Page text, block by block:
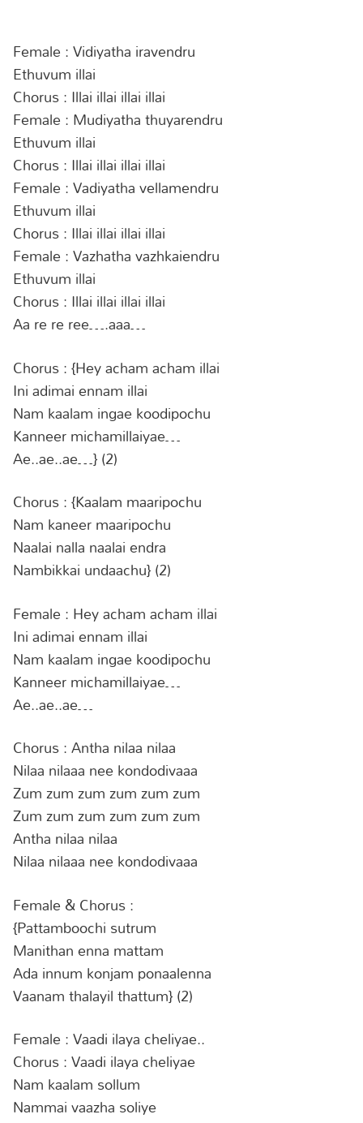
Female : Vidiyatha iravendru
Ethuvum illai
Chorus : Illai illai illai illai
Female : Mudiyatha thuyarendru
Ethuvum illai
Chorus : Illai illai illai illai
Female : Vadiyatha vellamendru
Ethuvum illai
Chorus : Illai illai illai illai
Female : Vazhatha vazhkaiendru
Ethuvum illai
Chorus : Illai illai illai illai
Aa re re ree….aaa…
Chorus : {Hey acham acham illai
Ini adimai ennam illai
Nam kaalam ingae koodipochu
Kanneer michamillaiyae…
Ae..ae..ae…} (2)
Chorus : {Kaalam maaripochu
Nam kaneer maaripochu
Naalai nalla naalai endra
Nambikkai undaachu} (2)
Female : Hey acham acham illai
Ini adimai ennam illai
Nam kaalam ingae koodipochu
Kanneer michamillaiyae…
Ae..ae..ae…
Chorus : Antha nilaa nilaa
Nilaa nilaaa nee kondodivaaa
Zum zum zum zum zum zum
Zum zum zum zum zum zum
Antha nilaa nilaa
Nilaa nilaaa nee kondodivaaa
Female & Chorus :
{Pattamboochi sutrum
Manithan enna mattam
Ada innum konjam ponaalenna
Vaanam thalayil thattum} (2)
Female : Vaadi ilaya cheliyae..
Chorus : Vaadi ilaya cheliyae
Nam kaalam sollum
Nammai vaazha soliye